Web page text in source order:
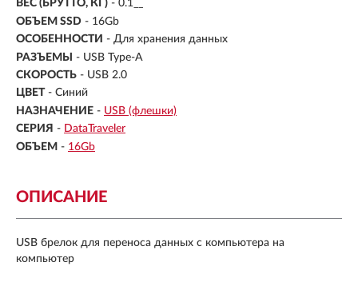
ВЕС (БРУТТО, КГ) - 0.1__
ОБЪЕМ SSD - 16Gb
ОСОБЕННОСТИ - Для хранения данных
РАЗЪЕМЫ
- USB Type-A
СКОРОСТЬ - USB 2.0
ЦВЕТ - Синий
НАЗНАЧЕНИЕ - USB (флешки)
СЕРИЯ - DataTraveler
ОБЪЕМ - 16Gb
ОПИСАНИЕ
USB брелок для переноса данных с компьютера на
компьютер